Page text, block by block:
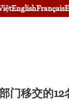
EnglishFrançais
移交的12